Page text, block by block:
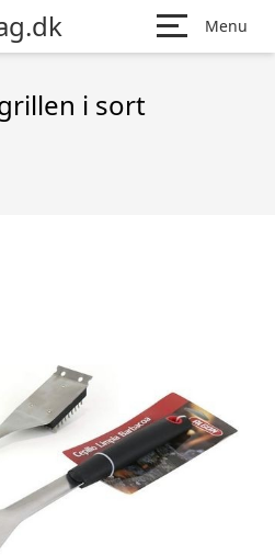
Menu
i sort